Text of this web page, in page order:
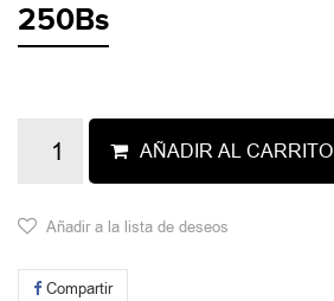
250Bs
AÑADIR AL CARRITO
Añadir a la lista de deseos
Compartir